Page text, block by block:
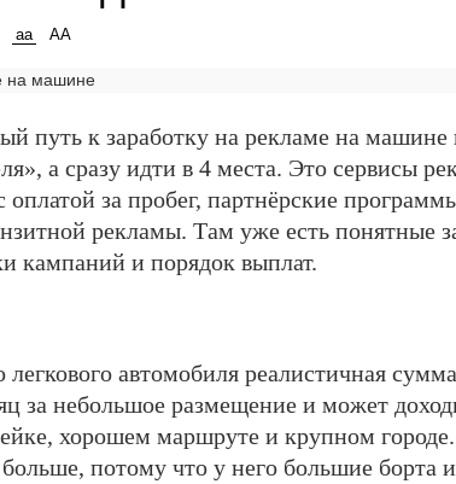
путь к заработку на рекламе на машине
а сразу идти в 4 места. Это сервисы
за пробег, партнёрские
рекламы. Там уже есть понятные
кампаний и порядок выплат.
автомобиля реалистичная
за небольшое размещение и может
хорошем маршруте и крупном
больше, потому что у него большие борта